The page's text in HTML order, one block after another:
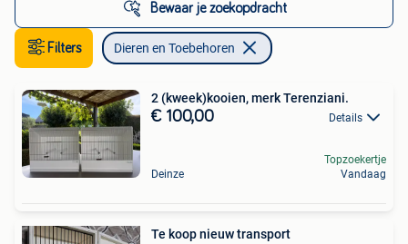
Bewaar je zoekopdracht
Filters Dieren en Toebehoren
2 (kweek)kooien, merk Terenziani.
€ 100,00 Details
Deinze
Topzoekertje
Vandaag
Te koop nieuw transport